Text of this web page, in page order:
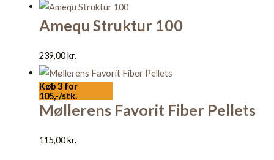
Amequ Struktur 100
239,00kr.
Køb 3 for
105,-/stk.
Møllerens Favorit Fiber Pellets
115,00kr.